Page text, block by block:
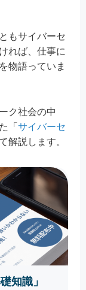
もサイバーセ
れば、仕事に
物語っていま
ク社会の中
「 サイバーセ
解説します。
知識」